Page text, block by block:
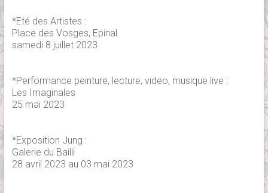
*Eté des Artistes :
Place des Vosges, Epinal
samedi 8 juillet 2023
*Performance peinture, lecture, video, musique live :
Les Imaginales
25 mai 2023
*Exposition Jung :
Galerie du Bailli
28 avril 2023 au 03 mai 2023